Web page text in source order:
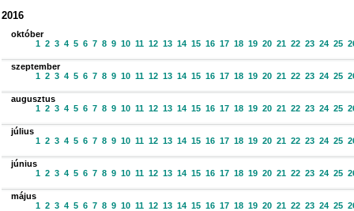
2016
október
1 2 3 4 5 6 7 8 9 10 11 12 13 14 15 16 17 18 19 20 21 22 23 24 25
szeptember
1 2 3 4 5 6 7 8 9 10 11 12 13 14 15 16 17 18 19 20 21 22 23 24 25
augusztus
1 2 3 4 5 6 7 8 9 10 11 12 13 14 15 16 17 18 19 20 21 22 23 24 25
július
1 2 3 4 5 6 7 8 9 10 11 12 13 14 15 16 17 18 19 20 21 22 23 24 25
június
1 2 3 4 5 6 7 8 9 10 11 12 13 14 15 16 17 18 19 20 21 22 23 24 25
május
1 2 3 4 5 6 7 8 9 10 11 12 13 14 15 16 17 18 19 20 21 22 23 24 25